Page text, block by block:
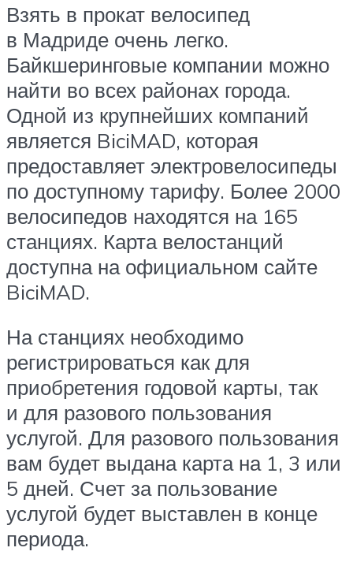
Взять в прокат велосипед
в Мадриде очень легко.
Байкшеринговые компании можно
найти во всех районах города.
Одной из крупнейших компаний
является BiciMAD, которая
предоставляет электровелосипеды
по доступному тарифу. Более 2000
велосипедов находятся на 165
станциях. Карта велостанций
доступна на официальном сайте
BiciMAD.
На станциях необходимо
регистрироваться как для
приобретения годовой карты, так
и для разового пользования
услугой. Для разового пользования
вам будет выдана карта на 1, 3 или
5 дней. Счет за пользование
услугой будет выставлен в конце
периода.